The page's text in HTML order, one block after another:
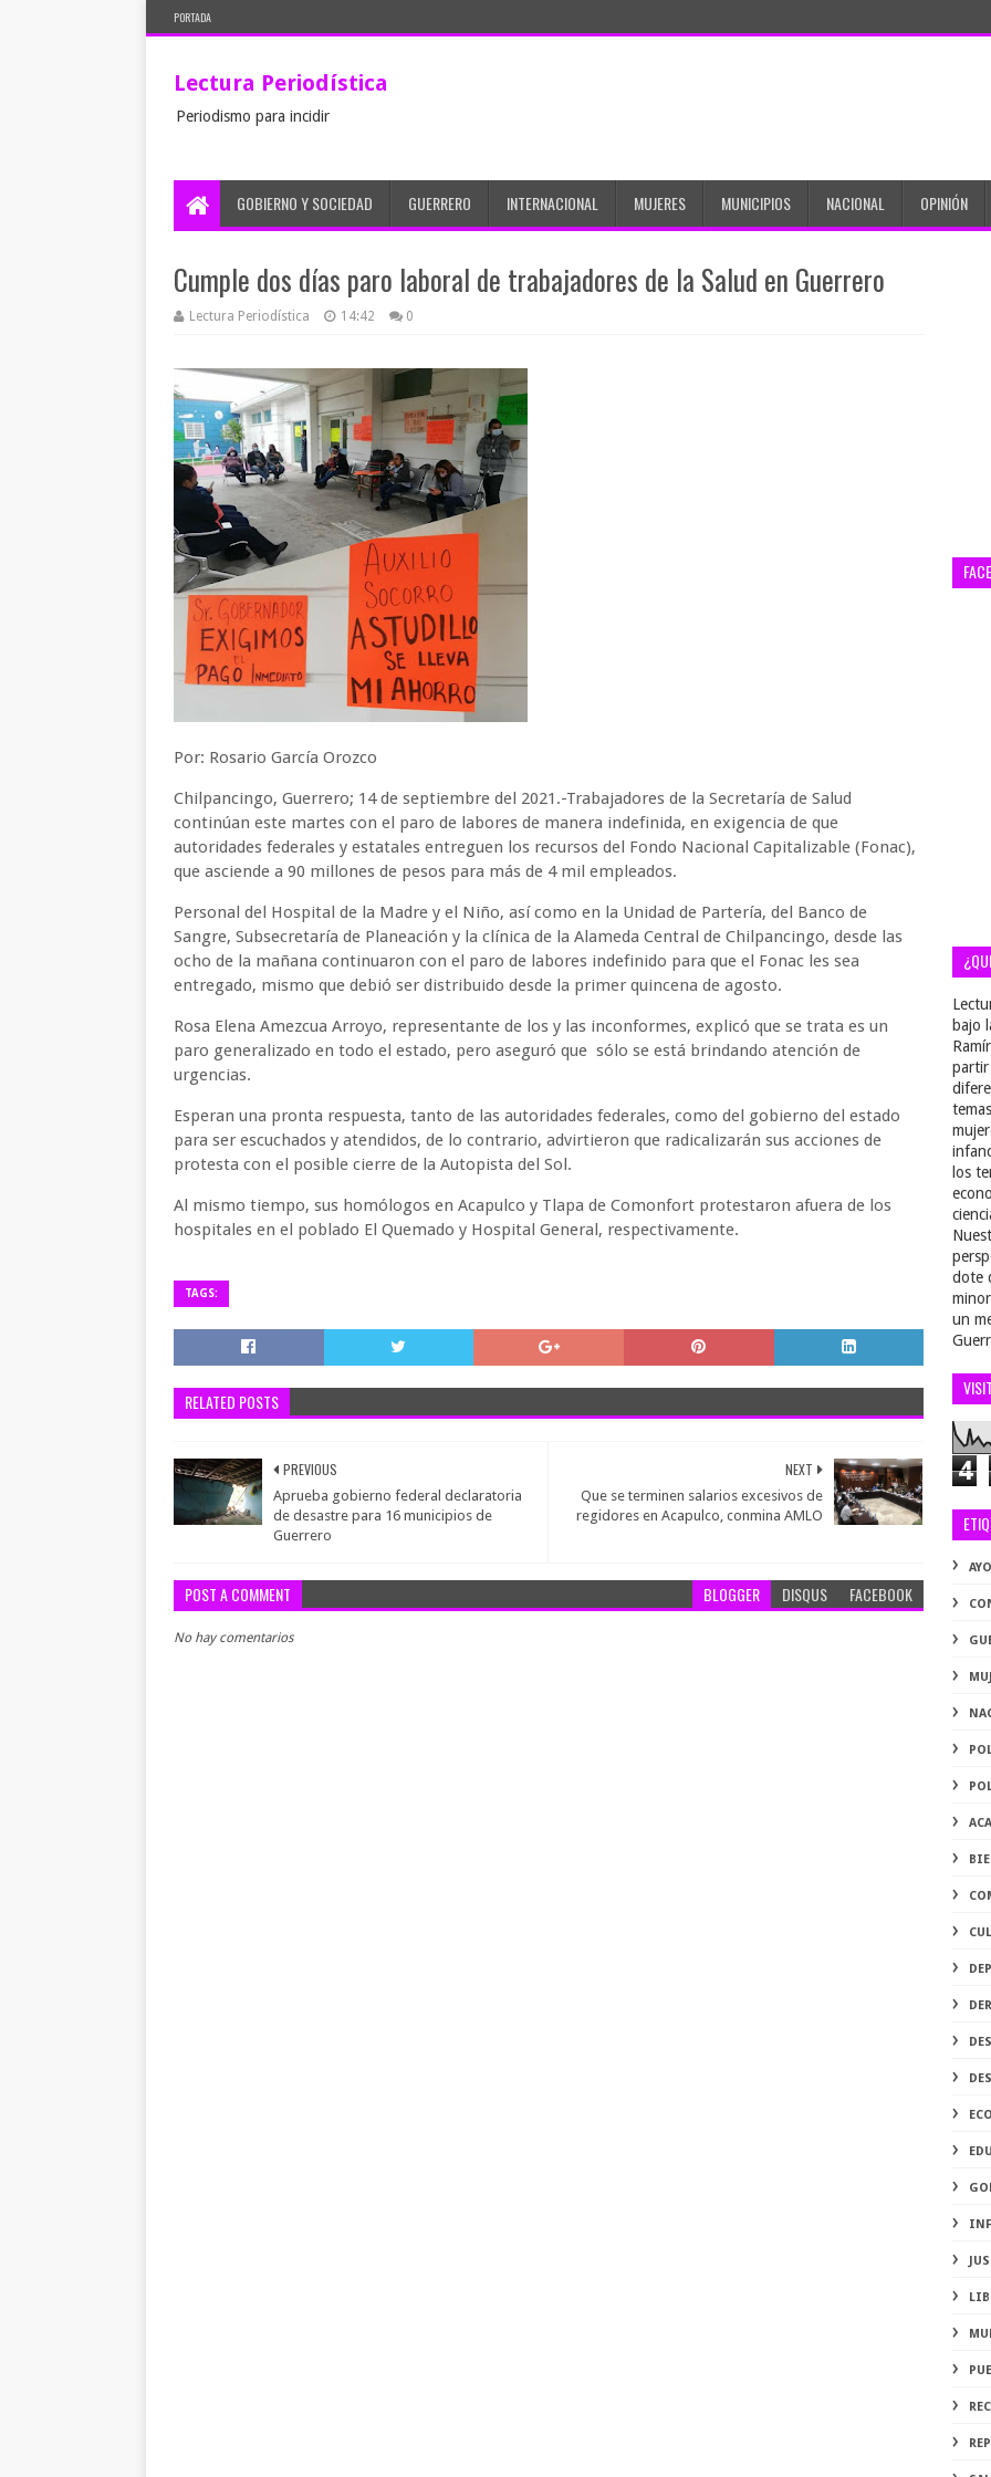
PORTADA
Lectura Periodística
Periodismo para incidir
GOBIERNO Y SOCIEDAD GUERRERO INTERNACIONAL MUJERES MUNICIPIOS NACIONAL OPINIÓN
Cumple dos días paro laboral de trabajadores de la Salud en Guerrero
Lectura Periodística 14:42 0
Por: Rosario García Orozco
Chilpancingo, Guerrero; 14 de septiembre del 2021.-Trabajadores de la Secretaría de Salud
continúan este martes con el paro de labores de manera indefinida, en exigencia de que
autoridades federales y estatales entreguen los recursos del Fondo Nacional Capitalizable (Fonac),
que asciende a 90 millones de pesos para más de 4 mil empleados.
Personal del Hospital de la Madre y el Niño, así como en la Unidad de Partería, del Banco de
Sangre, Subsecretaría de Planeación y la clínica de la Alameda Central de Chilpancingo, desde las
ocho de la mañana continuaron con el paro de labores indefinido para que el Fonac les sea
entregado, mismo que debió ser distribuido desde la primer quincena de agosto.
Rosa Elena Amezcua Arroyo, representante de los y las inconformes, explicó que se trata es un
paro generalizado en todo el estado, pero aseguró que sólo se está brindando atención de
urgencias.
Esperan una pronta respuesta, tanto de las autoridades federales, como del gobierno del estado
para ser escuchados y atendidos, de lo contrario, advirtieron que radicalizarán sus acciones de
protesta con el posible cierre de la Autopista del Sol.
Al mismo tiempo, sus homólogos en Acapulco y Tlapa de Comonfort protestaron afuera de los
hospitales en el poblado El Quemado y Hospital General, respectivamente.
TAGS:
RELATED POSTS
NEXT
Que se terminen salarios excesivos de
regidores en Acapulco, conmina AMLO
PREVIOUS
Aprueba gobierno federal declaratoria
de desastre para 16 municipios de
Guerrero
POST A COMMENT BLOGGER DISQUS FACEBOOK
No hay comentarios
bajo
partir
los
dote
un
4